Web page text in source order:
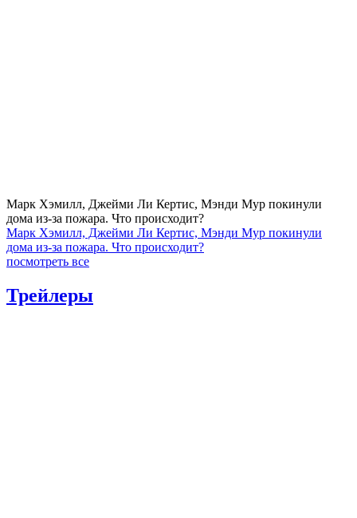
Марк Хэмилл, Джейми Ли Кертис, Мэнди Мур покинули
дома из-за пожара. Что происходит?
Марк Хэмилл, Джейми Ли Кертис, Мэнди Мур покинули
дома из-за пожара. Что происходит?
посмотреть все
Трейлеры